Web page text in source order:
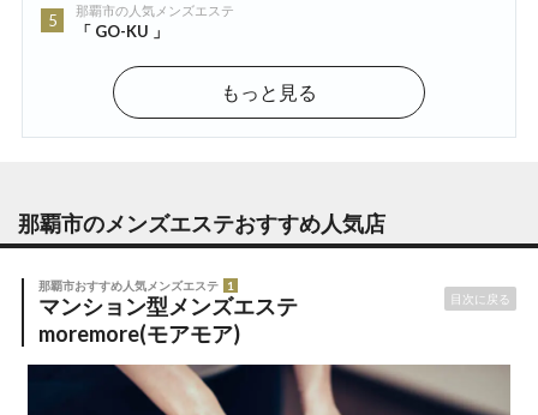
5
那覇市の人気メンズエステ
「 GO-KU 」
もっと見る
那覇市のメンズエステおすすめ人気店
那覇市おすすめ人気メンズエステ 1
マンション型メンズエステ
moremore(モアモア)
目次に戻る